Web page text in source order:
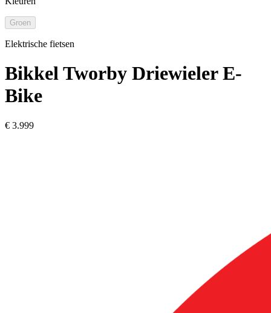
Groen
Elektrische fietsen
BikkelTworby Driewieler E-
Bike
€ 3.999